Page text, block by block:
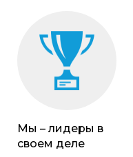
Мы – лидеры в
своем деле